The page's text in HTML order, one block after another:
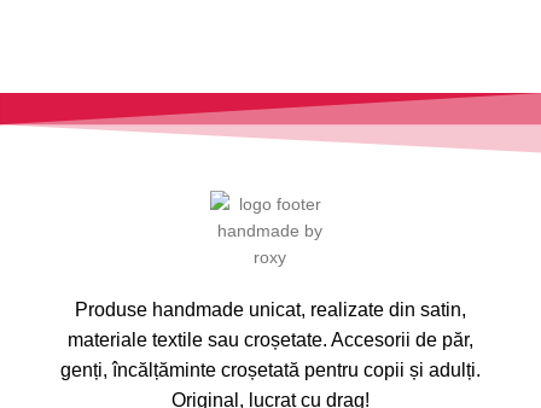
Produse handmade unicat, realizate din satin,
materiale textile sau croșetate. Accesorii de păr,
genți, încălțăminte croșetată pentru copii și adulți.
Original, lucrat cu drag!